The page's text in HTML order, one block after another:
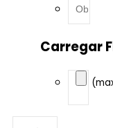
Carregar